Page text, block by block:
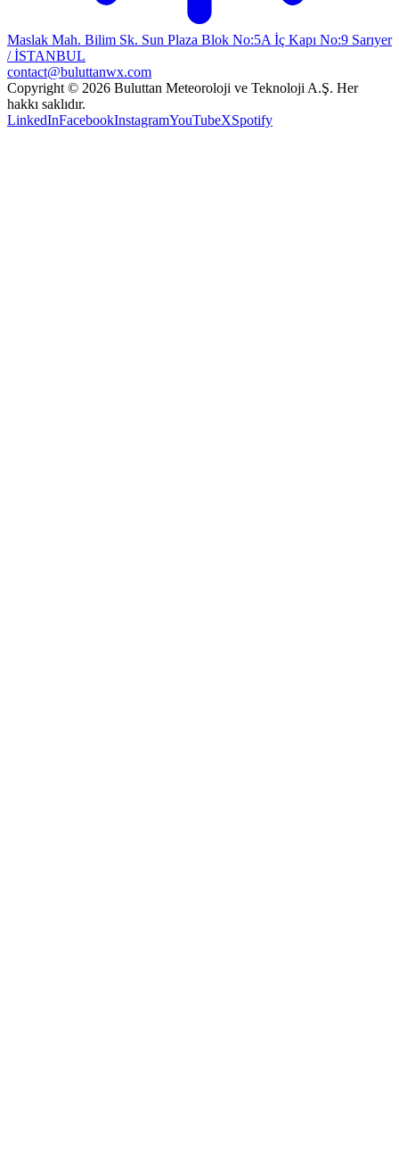
Maslak Mah. Bilim Sk. Sun Plaza Blok No:5A İç Kapı No:9 Sarıyer
/ İSTANBUL
contact@buluttanwx.com
Copyright © 2026 Buluttan Meteoroloji ve Teknoloji A.Ş. Her
hakkı saklıdır.
LinkedInFacebookInstagramYouTubeXSpotify